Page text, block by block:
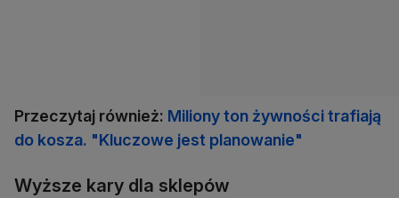
Przeczytaj również: Miliony ton żywności trafiają
do kosza. "Kluczowe jest planowanie"
Wyższe kary dla sklepów